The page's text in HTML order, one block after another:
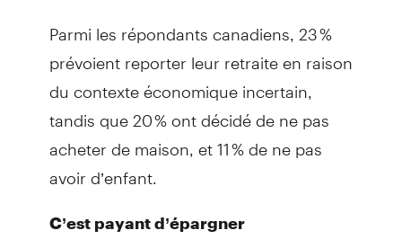
Parmi les répondants canadiens, 23 %
prévoient reporter leur retraite en raison
du contexte économique incertain,
tandis que 20 % ont décidé de ne pas
acheter de maison, et 11 % de ne pas
avoir d’enfant.
C’est payant d’épargner